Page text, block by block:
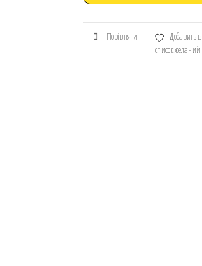
Порівняти
Добавить в
список желаний